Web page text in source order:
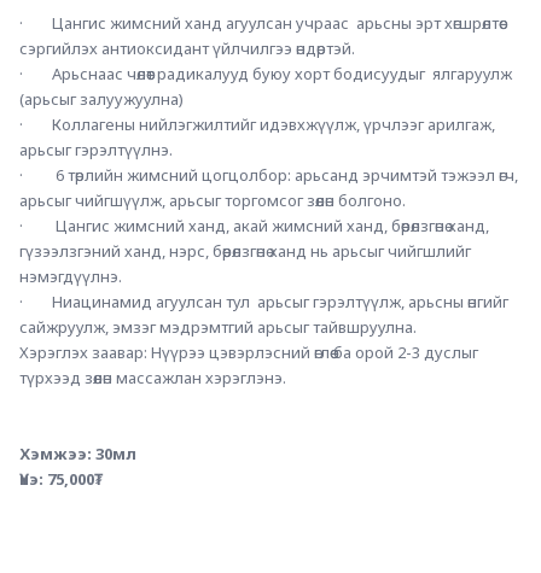
·        Цангис жимсний ханд агуулсан учраас  арьсны эрт хөгшрөлтөөс
сэргийлэх антиоксидант үйлчилгээ өндөртэй.
·        Арьснаас чөлөөт радикалууд буюу хорт бодисуудыг  ялгаруулж
(арьсыг залуужуулна)
·        Коллагены нийлэгжилтийг идэвхжүүлж, үрчлээг арилгаж,
арьсыг гэрэлтүүлнэ.
·         6 төрлийн жимсний цогцолбор: арьсанд эрчимтэй тэжээл өгч,
арьсыг чийгшүүлж, арьсыг торгомсог зөөлөн болгоно.
·         Цангис жимсний ханд, акай жимсний ханд, бөөрөлзгөнө ханд,
гүзээлзгэний ханд, нэрс, бөөрөлзгөнө ханд нь арьсыг чийгшлийг
нэмэгдүүлнэ.
·        Ниацинамид агуулсан тул  арьсыг гэрэлтүүлж, арьсны өнгийг
сайжруулж, эмзэг мэдрэмтгий арьсыг тайвшруулна.
Хэрэглэх заавар: Нүүрээ цэвэрлэсний өглөө ба орой 2-3 дуслыг
түрхээд зөөлөн массажлан хэрэглэнэ.
Хэмжээ: 30мл
Үнэ: 75,000₮